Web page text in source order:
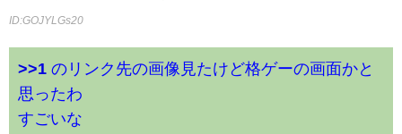
ID:GOJYLGs20
>>1 のリンク先の画像見たけど格ゲーの画面かと
思ったわ
すごいな